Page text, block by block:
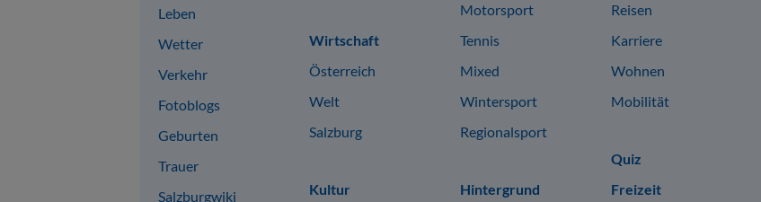
Leben
Wetter
Verkehr
Fotoblogs
Geburten
Trauer
Salzburgwiki
Wirtschaft
Österreich
Welt
Salzburg
Kultur
Motorsport
Tennis
Mixed
Wintersport
Regionalsport
Hintergrund
Reisen
Karriere
Wohnen
Mobilität
Quiz
Freizeit